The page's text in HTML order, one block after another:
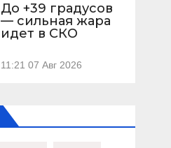
До +39 градусов
— сильная жара
идет в СКО
11:21 07 Авг 2026